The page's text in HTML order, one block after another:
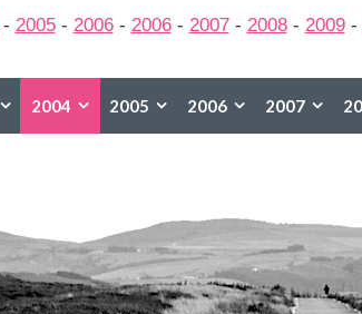
2005- 2006- 2006- 2007- 2008- 2009-
2004 2005 2006 2007